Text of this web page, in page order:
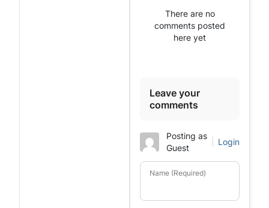
There are no
comments posted
here yet
Leave your
comments
Posting as
Guest
Login
Name (Required)